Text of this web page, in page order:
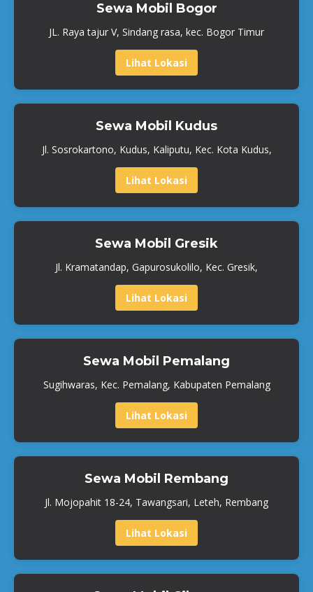
Sewa Mobil Bogor
JL. Raya tajur V, Sindang rasa, kec. Bogor Timur
Lihat Lokasi
Sewa Mobil Kudus
Jl. Sosrokartono, Kudus, Kaliputu, Kec. Kota Kudus,
Lihat Lokasi
Sewa Mobil Gresik
Jl. Kramatandap, Gapurosukolilo, Kec. Gresik,
Lihat Lokasi
Sewa Mobil Pemalang
Sugihwaras, Kec. Pemalang, Kabupaten Pemalang
Lihat Lokasi
Sewa Mobil Rembang
Jl. Mojopahit 18-24, Tawangsari, Leteh, Rembang
Lihat Lokasi